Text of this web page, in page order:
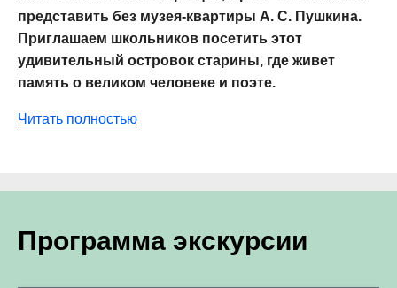
представить без музея-квартиры А. С. Пушкина.
Приглашаем школьников посетить этот
удивительный островок старины, где живет
память о великом человеке и поэте.
Читать полностью
Программа экскурсии